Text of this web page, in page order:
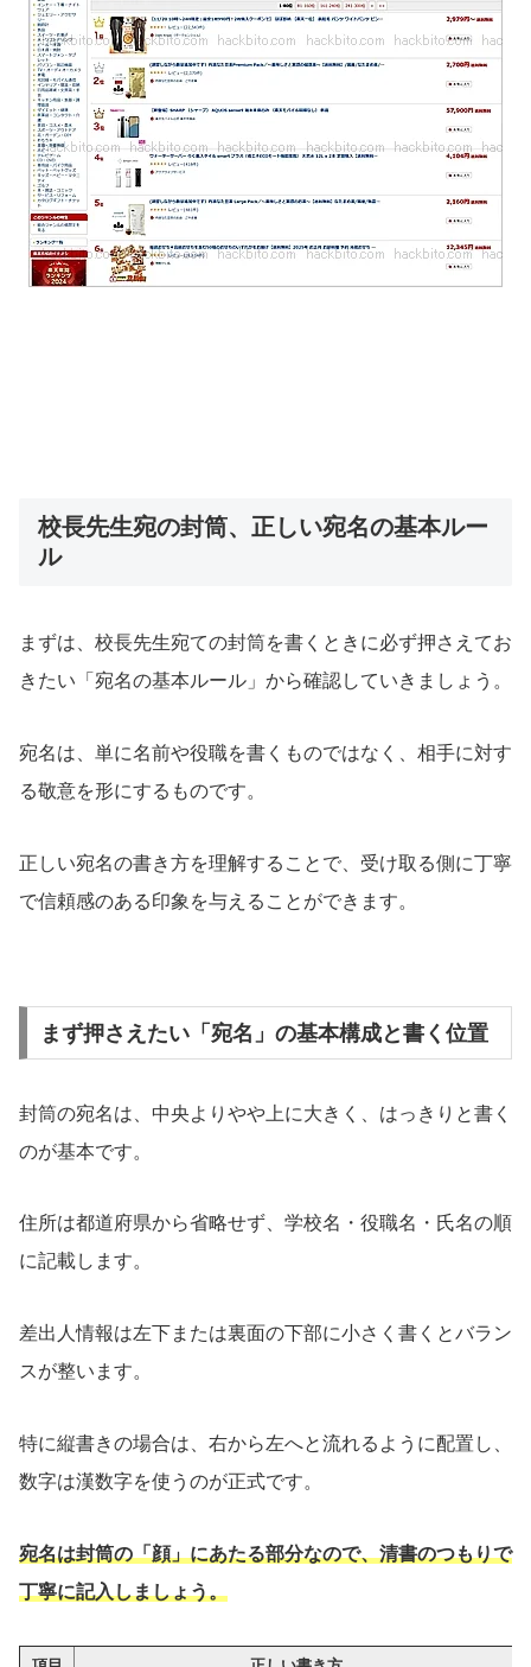
校長先生宛の封筒、正しい宛名の基本ルー
ル
まずは、校長先生宛ての封筒を書くときに必ず押さえてお
きたい「宛名の基本ルール」から確認していきましょう。
宛名は、単に名前や役職を書くものではなく、相手に対す
る敬意を形にするものです。
正しい宛名の書き方を理解することで、受け取る側に丁寧
で信頼感のある印象を与えることができます。
まず押さえたい「宛名」の基本構成と書く位置
封筒の宛名は、中央よりやや上に大きく、はっきりと書く
のが基本です。
住所は都道府県から省略せず、学校名・役職名・氏名の順
に記載します。
差出人情報は左下または裏面の下部に小さく書くとバラン
スが整います。
特に縦書きの場合は、右から左へと流れるように配置し、
数字は漢数字を使うのが正式です。
宛名は封筒の「顔」にあたる部分なので、清書のつもりで
丁寧に記入しましょう。